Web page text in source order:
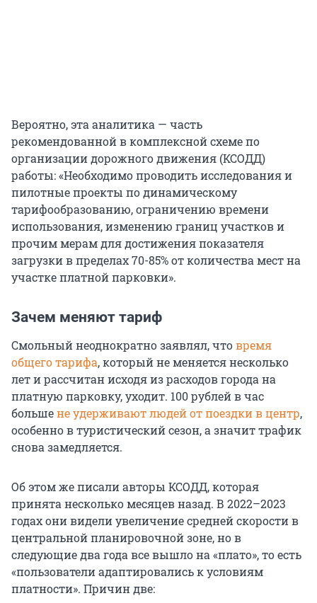
Вероятно, эта аналитика — часть
рекомендованной в комплексной схеме по
организации дорожного движения (КСОДД)
работы: «Необходимо проводить исследования и
пилотные проекты по динамическому
тарифообразованию, ограничению времени
использования, изменению границ участков и
прочим мерам для достижения показателя
загрузки в пределах 70-85% от количества мест на
участке платной парковки».
Зачем меняют тариф
Смольный неоднократно заявлял, чтовремя
общего тарифа, который не меняется несколько
лет и рассчитан исходя из расходов города на
платную парковку, уходит. 100 рублей в час
большене удерживают людей от поездки в центр,
особенно в туристический сезон, а значит трафик
снова замедляется.
Об этом же писали авторы КСОДД, которая
принята несколько месяцев назад. В 2022–2023
годах они видели увеличение средней скорости в
центральной планировочной зоне, но в
следующие два года все вышло на «плато», то есть
«пользователи адаптировались к условиям
платности». Причин две: